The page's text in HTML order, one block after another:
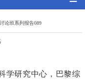
论班系列报告089
学研究中心，巴黎综